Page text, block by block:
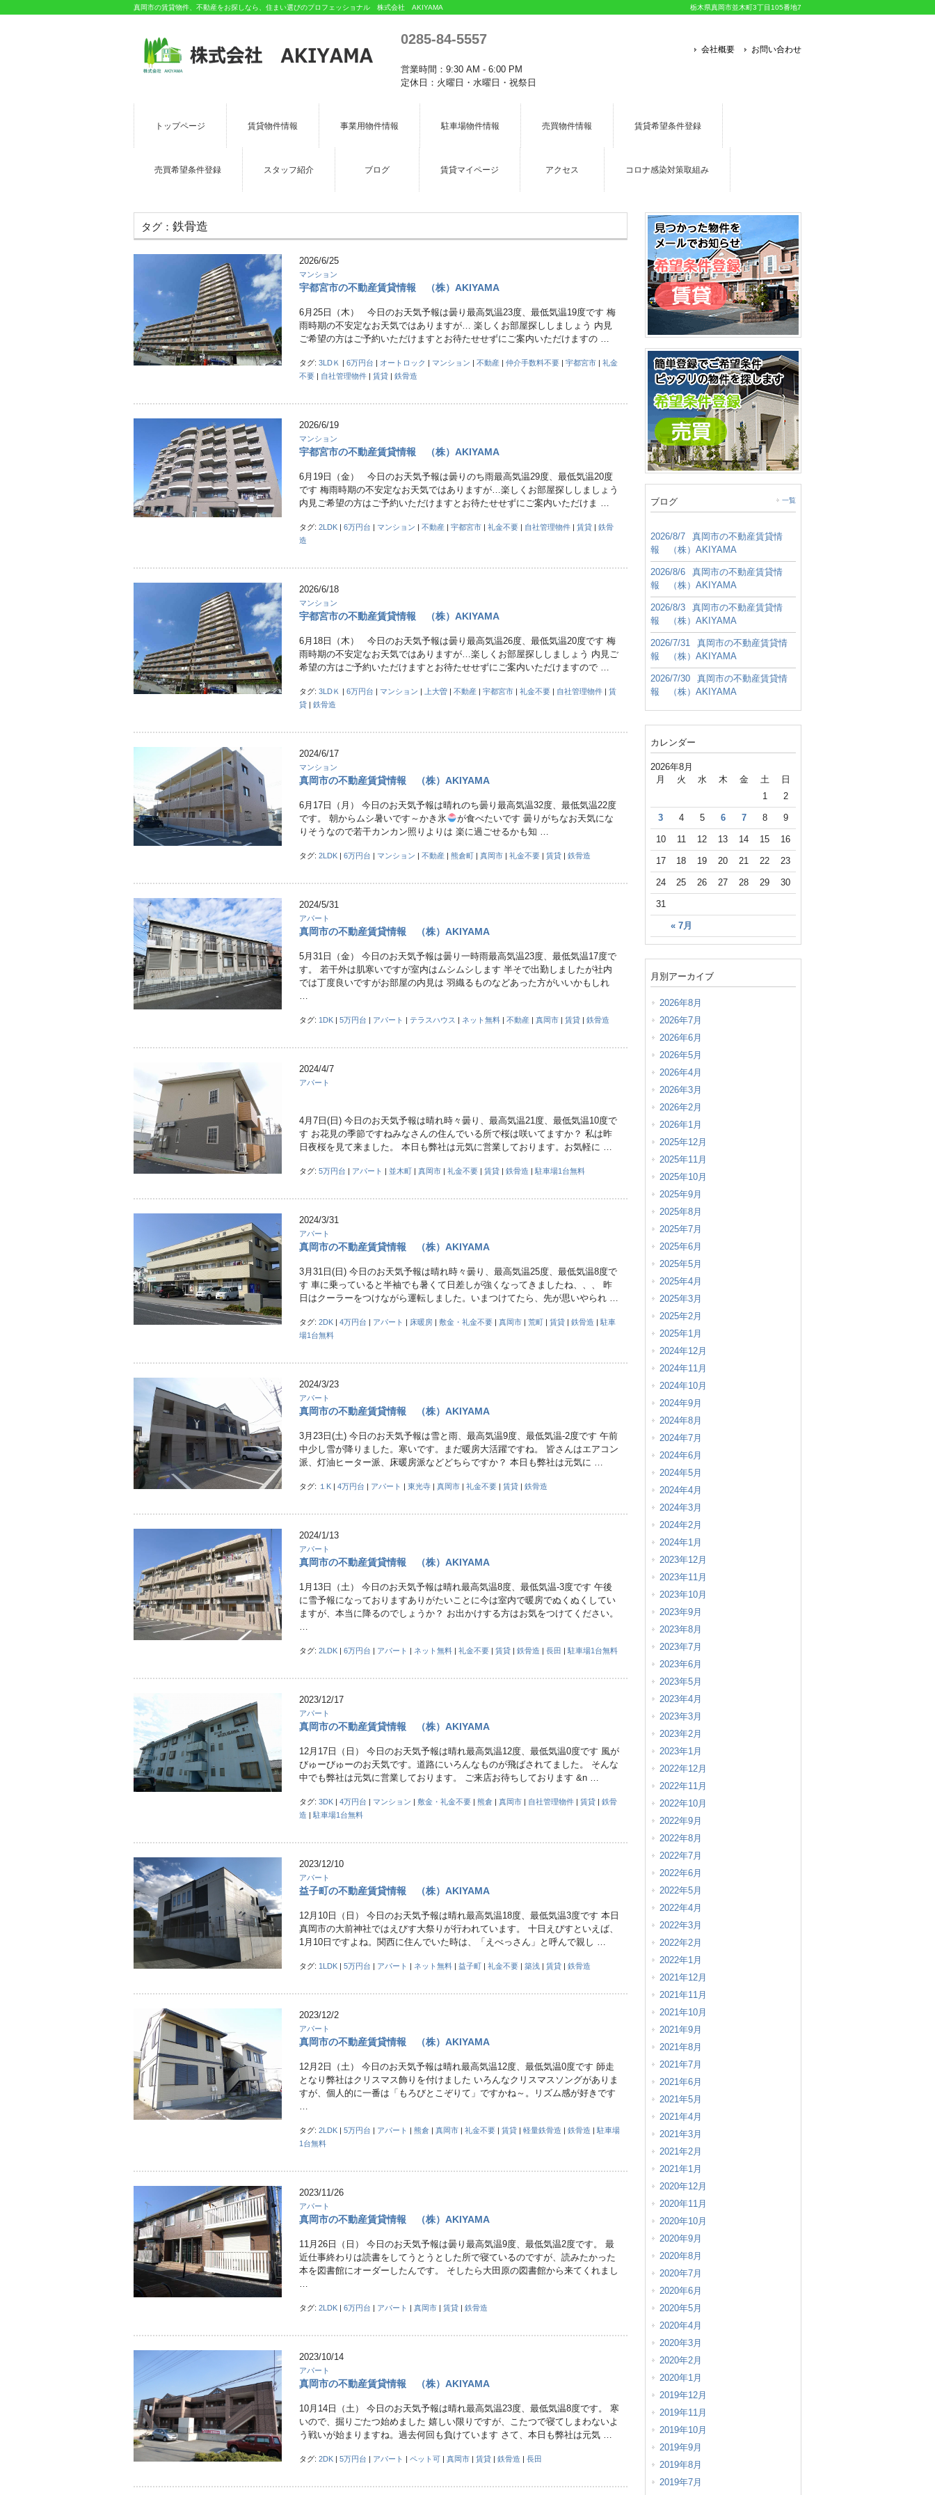
真岡市の賃貸物件、不動産をお探しなら、住まい選びのプロフェッショナル 株式会社 AKIYAMA 栃木県真岡市並木町3丁目105番地7
0285-84-5557
営業時間：9:30 AM - 6:00 PM
定休日：火曜日・水曜日・祝祭日
会社概要 お問い合わせ
トップページ 賃貸物件情報 事業用物件情報 駐車場物件情報 売買物件情報 賃貸希望条件登録
売買希望条件登録 スタッフ紹介 ブログ 賃貸マイページ アクセス コロナ感染対策取組み
タグ： 鉄骨造
2026/6/25
マンション
宇都宮市の不動産賃貸情報 （株）AKIYAMA
6月25日（木） 今日のお天気予報は曇り最高気温23度、最低気温19度です 梅
雨時期の不安定なお天気ではありますが… 楽しくお部屋探ししましょう 内見
ご希望の方はご予約いただけますとお待たせせずにご案内いただけますの …
タグ:3LDＫ |6万円台 | オートロック | マンション |不動産 |仲介手数料不要 |宇都宮市 |礼金
不要 | 自社管理物件 |賃貸 |鉄骨造
2026/6/19
マンション
宇都宮市の不動産賃貸情報 （株）AKIYAMA
6月19日（金） 今日のお天気予報は曇りのち雨最高気温29度、最低気温20度
です 梅雨時期の不安定なお天気ではありますが…楽しくお部屋探ししましょう
内見ご希望の方はご予約いただけますとお待たせせずにご案内いただけま …
タグ:2LDK |6万円台 | マンション |不動産 |宇都宮市 |礼金不要 | 自社管理物件 |賃貸 |鉄骨
造
2026/6/18
マンション
宇都宮市の不動産賃貸情報 （株）AKIYAMA
6月18日（木） 今日のお天気予報は曇り最高気温26度、最低気温20度です 梅
雨時期の不安定なお天気ではありますが…楽しくお部屋探ししましょう 内見ご
希望の方はご予約いただけますとお待たせせずにご案内いただけますので …
タグ:3LDＫ |6万円台 | マンション | 上大曽 |不動産 |宇都宮市 |礼金不要 | 自社管理物件 |賃
貸 |鉄骨造
2024/6/17
マンション
真岡市の不動産賃貸情報 （株）AKIYAMA
6月17日（月） 今日のお天気予報は晴れのち曇り最高気温32度、最低気温22度
です。 朝からムシ暑いです～かき氷
が食べたいです 曇りがちなお天気にな
りそうなので若干カンカン照りよりは 楽に過ごせるかも知 …
タグ:2LDK |6万円台 | マンション |不動産 |熊倉町 |真岡市 |礼金不要 |賃貸 |鉄骨造
2024/5/31
アパート
真岡市の不動産賃貸情報 （株）AKIYAMA
5月31日（金） 今日のお天気予報は曇り一時雨最高気温23度、最低気温17度で
す。 若干外は肌寒いですが室内はムシムシします 半そで出勤しましたが社内
では丁度良いですがお部屋の内見は 羽織るものなどあった方がいいかもしれ
…
タグ: 1DK |5万円台 | アパート |テラスハウス | ネット無料 |不動産 |真岡市 |賃貸 |鉄骨造
2024/4/7
アパート
4月7日(日) 今日のお天気予報は晴れ時々曇り、最高気温21度、最低気温10度で
す お花見の季節ですねみなさんの住んでいる所で桜は咲いてますか？ 私は昨
日夜桜を見て来ました。 本日も弊社は元気に営業しております。お気軽に …
タグ:5万円台 | アパート |並木町 |真岡市 |礼金不要 |賃貸 |鉄骨造 |駐車場1台無料
2024/3/31
アパート
真岡市の不動産賃貸情報 （株）AKIYAMA
3月31日(日) 今日のお天気予報は晴れ時々曇り、最高気温25度、最低気温8度で
す 車に乗っていると半袖でも暑くて日差しが強くなってきましたね、、、 昨
日はクーラーをつけながら運転しました。いまつけてたら、先が思いやられ …
タグ:2DK |4万円台 | アパート | 床暖房 |敷金・礼金不要 |真岡市 |荒町 |賃貸 |鉄骨造 |駐車
場1台無料
2024/3/23
アパート
真岡市の不動産賃貸情報 （株）AKIYAMA
3月23日(土) 今日のお天気予報は雪と雨、最高気温9度、最低気温-2度です 午前
中少し雪が降りました。寒いです。まだ暖房大活躍ですね。 皆さんはエアコン
派、灯油ヒーター派、床暖房派などどちらですか？ 本日も弊社は元気に …
タグ: １K |4万円台 | アパート |東光寺 |真岡市 |礼金不要 |賃貸 |鉄骨造
2024/1/13
アパート
真岡市の不動産賃貸情報 （株）AKIYAMA
1月13日（土） 今日のお天気予報は晴れ最高気温8度、最低気温-3度です 午後
に雪予報になっておりますありがたいことに今は室内で暖房でぬくぬくしてい
ますが、本当に降るのでしょうか？ お出かけする方はお気をつけてください。
…
タグ:2LDK |6万円台 | アパート | ネット無料 |礼金不要 |賃貸 |鉄骨造 |長田 |駐車場1台無料
2023/12/17
アパート
真岡市の不動産賃貸情報 （株）AKIYAMA
12月17日（日） 今日のお天気予報は晴れ最高気温12度、最低気温0度です 風が
びゅーびゅーのお天気です。道路にいろんなものが飛ばされてました。 そんな
中でも弊社は元気に営業しております。 ご来店お待ちしております &n …
タグ:3DK |4万円台 | マンション |敷金・礼金不要 |熊倉 |真岡市 | 自社管理物件 |賃貸 |鉄骨
造 |駐車場1台無料
2023/12/10
アパート
益子町の不動産賃貸情報 （株）AKIYAMA
12月10日（日） 今日のお天気予報は晴れ最高気温18度、最低気温3度です 本日
真岡市の大前神社ではえびす大祭りが行われています。 十日えびすといえば、
1月10日ですよね。関西に住んでいた時は、「えべっさん」と呼んで親し …
タグ: 1LDK |5万円台 | アパート | ネット無料 |益子町 |礼金不要 |築浅 |賃貸 |鉄骨造
2023/12/2
アパート
真岡市の不動産賃貸情報 （株）AKIYAMA
12月2日（土） 今日のお天気予報は晴れ最高気温12度、最低気温0度です 師走
となり弊社はクリスマス飾りを付けました いろんなクリスマスソングがありま
すが、個人的に一番は「もろびとこぞりて」ですかね～。リズム感が好きです
…
タグ:2LDK |5万円台 | アパート |熊倉 |真岡市 |礼金不要 |賃貸 |軽量鉄骨造 |鉄骨造 |駐車場
1台無料
2023/11/26
アパート
真岡市の不動産賃貸情報 （株）AKIYAMA
11月26日（日） 今日のお天気予報は曇り最高気温9度、最低気温2度です。 最
近仕事終わりは読書をしてうとうとした所で寝ているのですが、読みたかった
本を図書館にオーダーしたんです。 そしたら大田原の図書館から来てくれまし
…
タグ:2LDK |6万円台 | アパート |真岡市 |賃貸 |鉄骨造
2023/10/14
アパート
真岡市の不動産賃貸情報 （株）AKIYAMA
10月14日（土） 今日のお天気予報は晴れ最高気温23度、最低気温8度です。 寒
いので、掘りごたつ始めました 嬉しい限りですが、こたつで寝てしまわないよ
う戦いが始まりますね。過去何回も負けています さて、本日も弊社は元気 …
タグ:2DK |5万円台 | アパート |ペット可 |真岡市 |賃貸 |鉄骨造 |長田
ブログ 一覧
2026/8/7
真岡市の不動産賃貸情
報 （株）AKIYAMA
2026/8/6
真岡市の不動産賃貸情
報 （株）AKIYAMA
2026/8/3
真岡市の不動産賃貸情
報 （株）AKIYAMA
2026/7/31
真岡市の不動産賃貸情
報 （株）AKIYAMA
2026/7/30
真岡市の不動産賃貸情
報 （株）AKIYAMA
カレンダー
2026年8月
月 火 水 木 金 土 日
« 7月
1 2
3 4 5 6 7 8 9
10 11 12 13 14 15 16
17 18 19 20 21 22 23
24 25 26 27 28 29 30
31
月別アーカイブ
2026年8月
2026年7月
2026年6月
2026年5月
2026年4月
2026年3月
2026年2月
2026年1月
2025年12月
2025年11月
2025年10月
2025年9月
2025年8月
2025年7月
2025年6月
2025年5月
2025年4月
2025年3月
2025年2月
2025年1月
2024年12月
2024年11月
2024年10月
2024年9月
2024年8月
2024年7月
2024年6月
2024年5月
2024年4月
2024年3月
2024年2月
2024年1月
2023年12月
2023年11月
2023年10月
2023年9月
2023年8月
2023年7月
2023年6月
2023年5月
2023年4月
2023年3月
2023年2月
2023年1月
2022年12月
2022年11月
2022年10月
2022年9月
2022年8月
2022年7月
2022年6月
2022年5月
2022年4月
2022年3月
2022年2月
2022年1月
2021年12月
2021年11月
2021年10月
2021年9月
2021年8月
2021年7月
2021年6月
2021年5月
2021年4月
2021年3月
2021年2月
2021年1月
2020年12月
2020年11月
2020年10月
2020年9月
2020年8月
2020年7月
2020年6月
2020年5月
2020年4月
2020年3月
2020年2月
2020年1月
2019年12月
2019年11月
2019年10月
2019年9月
2019年8月
2019年7月